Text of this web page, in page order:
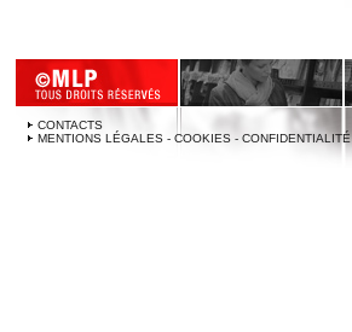
CONTACTS
MENTIONS LÉGALES - COOKIES - CONFIDENTIALITÉ